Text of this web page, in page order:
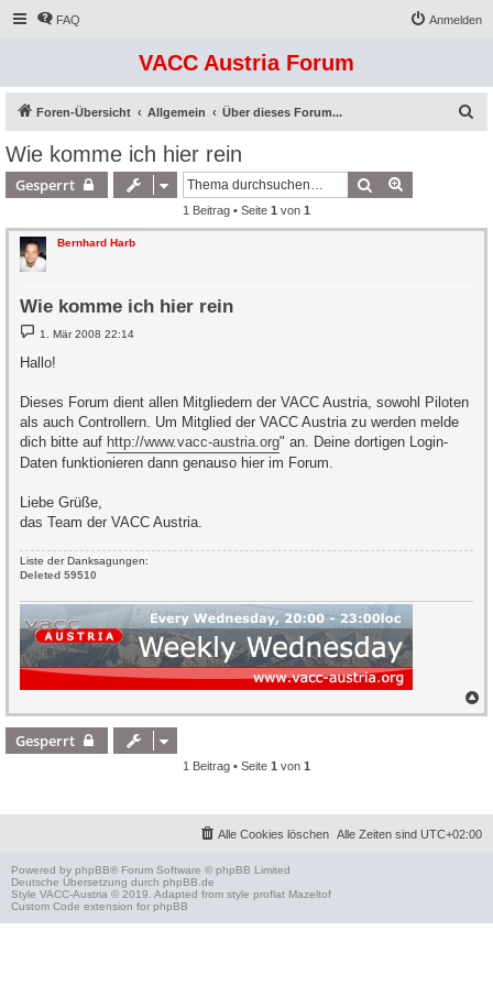
FAQ Anmelden
VACC Austria Forum
Foren-Übersicht Allgemein Über dieses Forum...
Wie komme ich hier rein
Gesperrt Suche
1 Beitrag • Seite 1 von 1
Bernhard Harb
Wie komme ich hier rein
B
e
i
t
g
1. Mär 2008 22:14
Hallo!
Dieses Forum dient allen Mitgliedern der VACC Austria, sowohl Piloten
als auch Controllern. Um Mitglied der VACC Austria zu werden melde
dich bitte auf http://www.vacc-austria.org" an. Deine dortigen Login-
Daten funktionieren dann genauso hier im Forum.
Liebe Grüße,
das Team der VACC Austria.
Liste der Danksagungen:
Deleted 59510
a
Gesperrt
1 Beitrag • Seite 1 von 1
Alle Zeiten sind UTC+02:00
Alle Cookies löschen
Powered by phpBB® Forum Software © phpBB Limited
Deutsche Übersetzung durch phpBB.de
Style VACC-Austria © 2019. Adapted from style proflat Mazeltof
Custom Code extension for phpBB